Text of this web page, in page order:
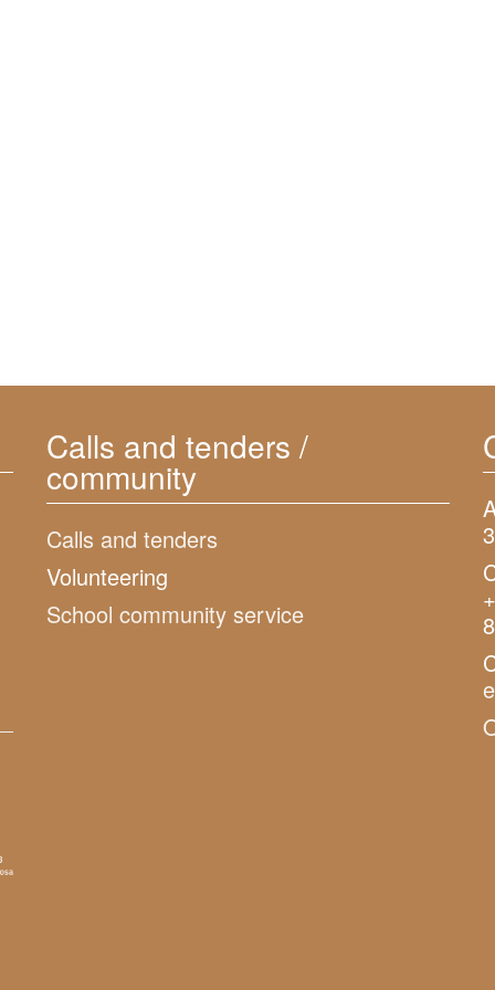
Calls and tenders /
community
Calls and tenders
Volunteering
School community service